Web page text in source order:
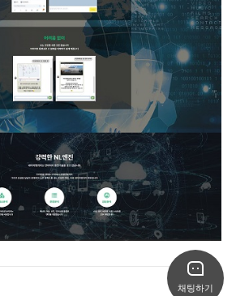
채팅하기